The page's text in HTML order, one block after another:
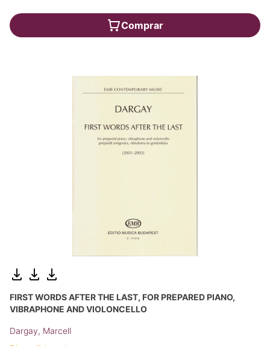
Comprar
FIRST WORDS AFTER THE LAST, FOR PREPARED PIANO,
VIBRAPHONE AND VIOLONCELLO
Dargay, Marcell